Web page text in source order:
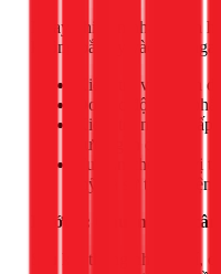
Ngay khi đến nhà khách
không bắt tay vào làm
Kiểm tra vị trí bạn
Đo đạc độ bằng
Kiểm tra nguồn
nước gần đó.
Tư vấn cho bạn vị
mỹ và sự thuận tiện
Bước 2: Chuẩn bị và cân
Sau khi thống nhất vị trí,